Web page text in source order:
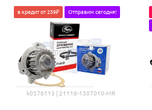
k0576113 | 21116-1307010-MR
в кредит от 259₽ Отправим сегодня!